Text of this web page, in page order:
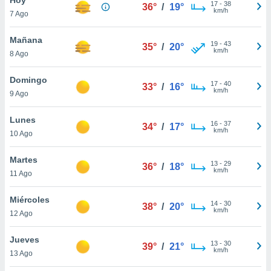
en
más
nuestra
de
cookies
aceptar
7 Ago
36° / 19° 17- 38
km/h
Mañana
8 Ago
35° / 20° 19- 43
km/h
Domingo
9 Ago
33° / 16° 17- 40
km/h
Lunes
10 Ago
34° / 17° 16- 37
km/h
Martes
11 Ago
36° / 18° 13- 29
km/h
Miércoles
12 Ago
38° / 20° 14- 30
km/h
Jueves
13 Ago
39° / 21° 13- 30
km/h